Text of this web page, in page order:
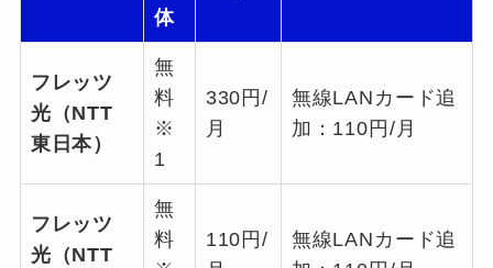
体
フレッツ
光（NTT
東日本）
無
料
※
1
330円/
月
無線LANカード追
加：110円/月
フレッツ
光（NTT
無
料
110円/
無線LANカード追